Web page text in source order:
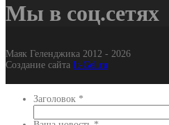
Мы в соц.сетях
Маяк Геленджика 2012 - 2026
Создание сайта It-Gel.ru
Заголовок *